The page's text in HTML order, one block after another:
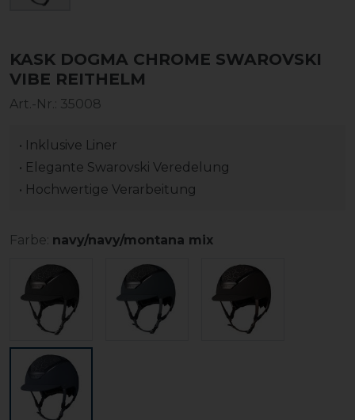
KASK DOGMA CHROME SWAROVSKI
VIBE REITHELM
Art.-Nr.: 35008
• Inklusive Liner
• Elegante Swarovski Veredelung
• Hochwertige Verarbeitung
Farbe: navy/navy/montana mix